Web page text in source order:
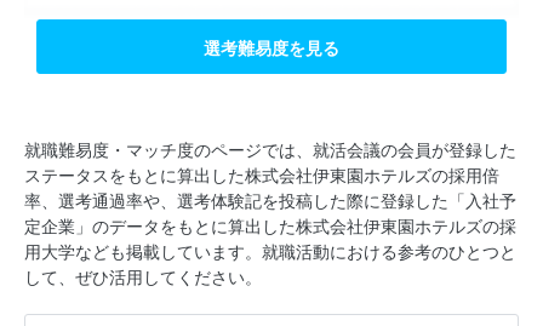
トドリンク飲み放題込みで 7,800円～】という料金体系を導入し
たり、安さだけでなく【四季折々の旬の食材にこだわった和・
ル・カラオケ・卓球・囲碁・将棋ルーム】といった付帯施設の無
料提供を行ってきました。
また、熱海市内の一部ホテルに関しては、私たちの「みんなをワ
クワク・ドキドキさせたい」という理念をもとに「伊東園リゾー
ト」としてリニューアル致しました！より身近に、より気軽に、
選考難易度を見る
就職難易度・マッチ度のページでは、就活会議の会員が登録した
ステータスをもとに算出した株式会社伊東園ホテルズの採用倍
率、選考通過率や、選考体験記を投稿した際に登録した「入社予
定企業」のデータをもとに算出した株式会社伊東園ホテルズの採
用大学なども掲載しています。就職活動における参考のひとつと
して、ぜひ活用してください。